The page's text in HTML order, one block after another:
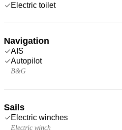
Electric toilet
Navigation
AIS
Autopilot
B&G
Sails
Electric winches
Electric winch